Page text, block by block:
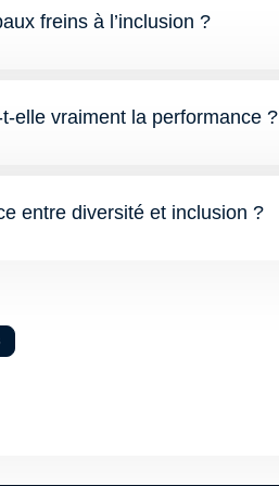
freins à l’inclusion ?
elle vraiment la performance ?
entre diversité et inclusion ?